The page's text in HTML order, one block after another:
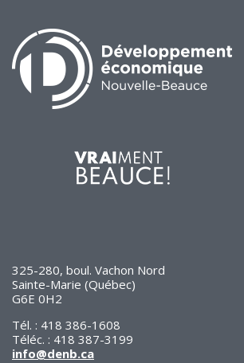
325-280, boul. Vachon Nord
Sainte-Marie (Québec)
G6E 0H2
Tél. : 418 386-1608
Téléc. : 418 387-3199
info@denb.ca